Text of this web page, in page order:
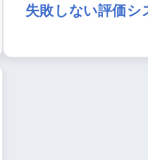
失敗しない評価シ